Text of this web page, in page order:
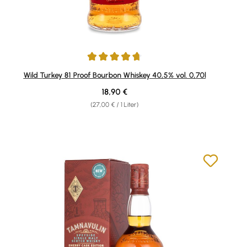
Durchschnittliche Bewertung von 4.8 von 5 Sternen
Wild Turkey 81 Proof Bourbon Whiskey 40,5% vol. 0,70l
(27,00 € / 1 Liter)
Regulärer Preis:
18,90 €